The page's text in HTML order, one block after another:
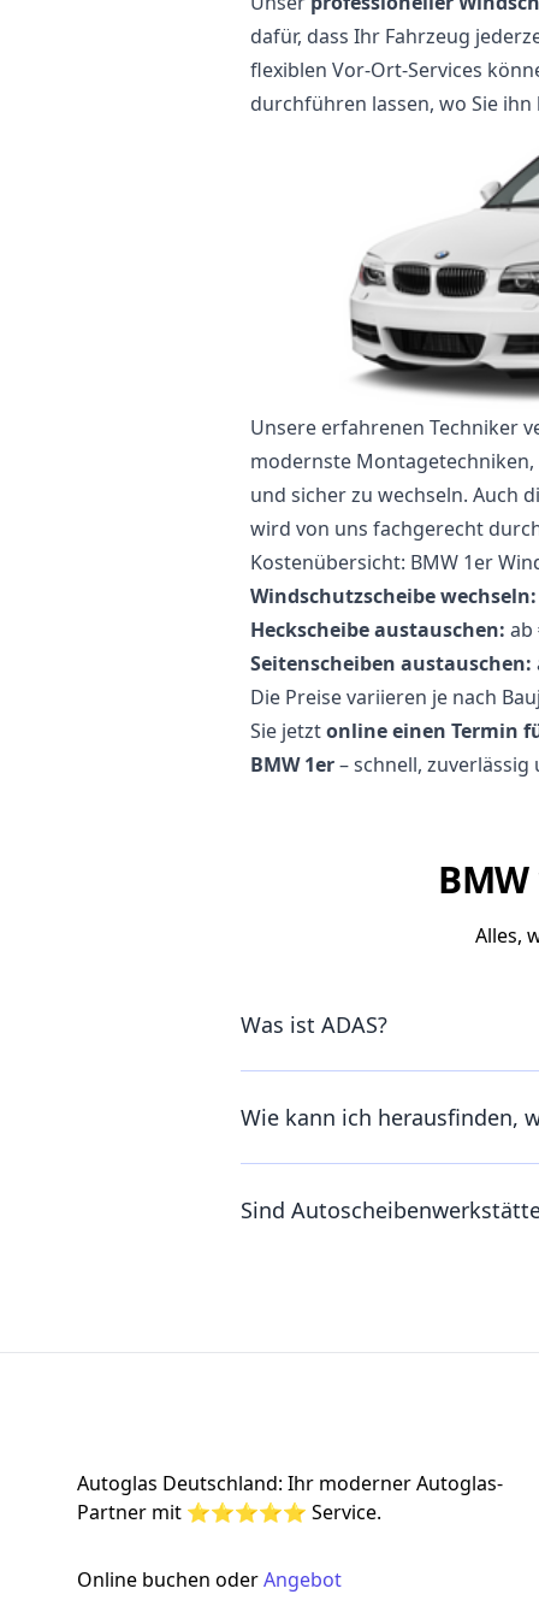
dafür, dass Ihr Fahrzeug
flexiblen Vor-Ort-Services
durchführen lassen, wo Sie
Unsere erfahrenen Techniker
modernste
und sicher zu wechseln. Auch
wird von uns fachgerecht
Kostenübersicht: BMW 1er
Windschutzscheibe wechseln:
Heckscheibe austauschen: ab
Seitenscheiben austauschen:
Die Preise variieren je nach
Sie jetztonline einen Termin
BMW 1er– schnell,
Alles,
Was ist ADAS?
Wie kann ich herausfinden,
Sind
Autoglas Deutschland: Ihr moderner Autoglas-
Partner mit ⭐⭐⭐⭐⭐ Service.
Online buchen oderAngebot